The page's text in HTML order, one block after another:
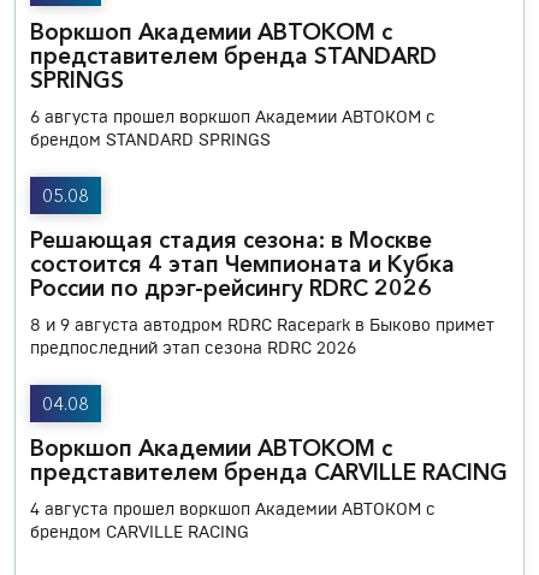
Воркшоп Академии АВТОКОМ с
представителем бренда STANDARD
SPRINGS
6 августа прошел воркшоп Академии АВТОКОМ с
брендом STANDARD SPRINGS
05.08
Решающая стадия сезона: в Москве
состоится 4 этап Чемпионата и Кубка
России по дрэг-рейсингу RDRC 2026
8 и 9 августа автодром RDRC Racepark в Быково примет
предпоследний этап сезона RDRC 2026
04.08
Воркшоп Академии АВТОКОМ с
представителем бренда CARVILLE RACING
4 августа прошел воркшоп Академии АВТОКОМ с
брендом CARVILLE RACING